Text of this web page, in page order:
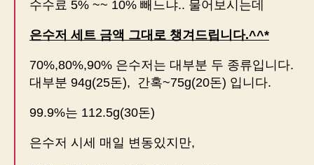
수수료 5% ~~ 10% 빼느냐.. 물어보시는데
은수저 세트 금액 그대로 챙겨드립니다.^^*
70%,80%,90% 은수저는 대부분 두 종류입니다.
대부분 94g(25돈), 간혹~75g(20돈) 입니다.
99.9%는 112.5g(30돈)
은수저 시세 매일 변동있지만,